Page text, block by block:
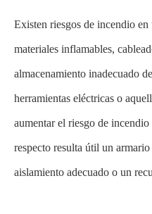
Existen riesgos de incendio en
materiales inflamables,
almacenamiento inadecuado
herramientas eléctricas o
aumentar el riesgo de
respecto resulta útil un
aislamiento adecuado o un